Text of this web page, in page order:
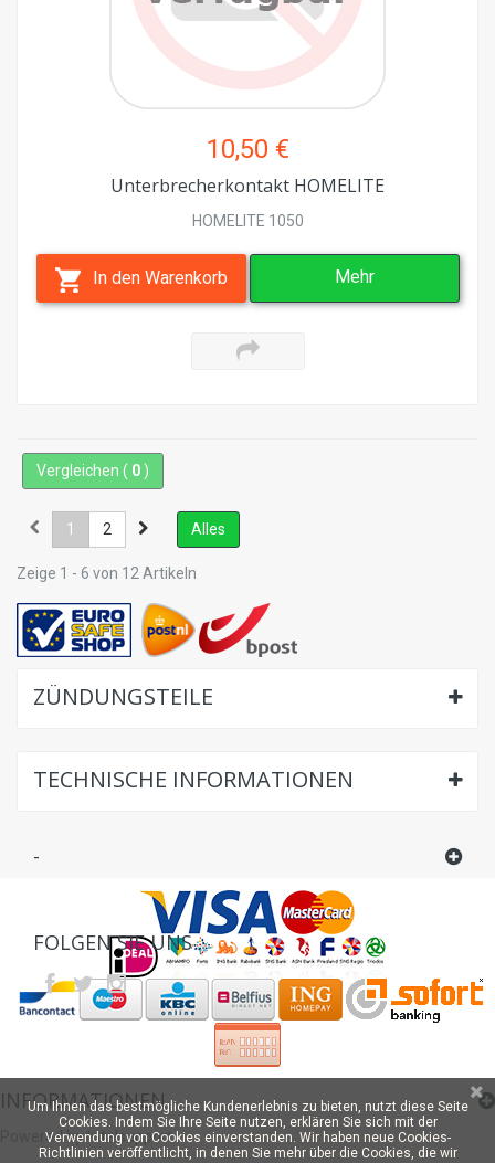
10,50 €
Unterbrecherkontakt HOMELITE
HOMELITE 1050
In den Warenkorb Mehr
Vergleichen ( 0 )
Alles
1 2
Zeige 1 - 6 von 12 Artikeln
ZÜNDUNGSTEILE
TECHNISCHE INFORMATIONEN
INFORMATIONEN
Powered by totalsupport
-
FOLGEN SIE UNS
Um Ihnen das bestmögliche Kundenerlebnis zu bieten, nutzt diese Seite
Cookies. Indem Sie Ihre Seite nutzen, erklären Sie sich mit der
Verwendung von Cookies einverstanden. Wir haben neue Cookies-
Richtlinien veröffentlicht, in denen Sie mehr über die Cookies, die wir